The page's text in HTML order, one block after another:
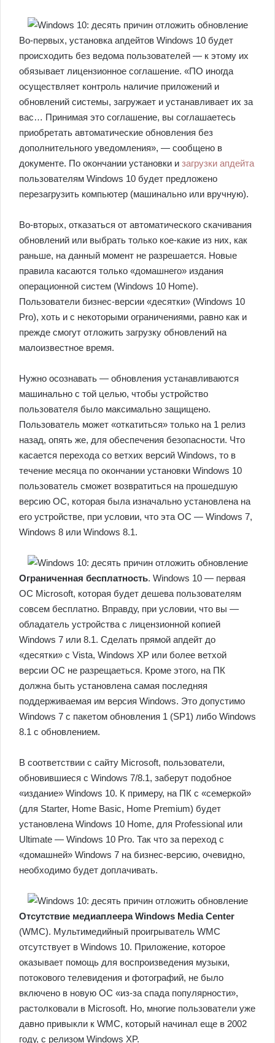
Во-первых, установка апдейтов Windows 10 будет
происходить без ведома пользователей — к этому их
обязывает лицензионное соглашение. «ПО иногда
осуществляет контроль наличие приложений и
обновлений системы, загружает и устанавливает их за
вас… Принимая это соглашение, вы соглашаетесь
приобретать автоматические обновления без
дополнительного уведомления», — сообщено в
документе. По окончании установки и загрузки апдейта
пользователям Windows 10 будет предложено
перезагрузить компьютер (машинально или вручную).
Во-вторых, отказаться от автоматического скачивания
обновлений или выбрать только кое-какие из них, как
раньше, на данный момент не разрешается. Новые
правила касаются только «домашнего» издания
операционной систем (Windows 10 Home).
Пользователи бизнес-версии «десятки» (Windows 10
Pro), хоть и с некоторыми ограничениями, равно как и
прежде смогут отложить загрузку обновлений на
малоизвестное время.
Нужно осознавать — обновления устанавливаются
машинально с той целью, чтобы устройство
пользователя было максимально защищено.
Пользователь может «откатиться» только на 1 релиз
назад, опять же, для обеспечения безопасности. Что
касается перехода со ветхих версий Windows, то в
течение месяца по окончании установки Windows 10
пользователь cможет возвратиться на прошедшую
версию ОС, которая была изначально установлена на
его устройстве, при условии, что эта ОС — Windows 7,
Windows 8 или Windows 8.1.
Ограниченная бесплатность. Windows 10 — первая
ОС Microsoft, которая будет дешева пользователям
совсем бесплатно. Вправду, при условии, что вы —
обладатель устройства с лицензионной копией
Windows 7 или 8.1. Сделать прямой апдейт до
«десятки» с Vista, Windows XP или более ветхой
версии ОС не разрещаеться. Кроме этого, на ПК
должна быть установлена самая последняя
поддерживаемая им версия Windows. Это допустимо
Windows 7 с пакетом обновления 1 (SP1) либо Windows
8.1 с обновлением.
В соответствии с сайту Microsoft, пользователи,
обновившиеся с Windows 7/8.1, заберут подобное
«издание» Windows 10. К примеру, на ПК с «семеркой»
(для Starter, Home Basic, Home Premium) будет
установлена Windows 10 Home, для Professional или
Ultimate — Windows 10 Pro. Так что за переход с
«домашней» Windows 7 на бизнес-версию, очевидно,
необходимо будет доплачивать.
Отсутствие медиаплеера Windows Media Center
(WMC). Мультимедийный проигрыватель WMC
отсутствует в Windows 10. Приложение, которое
оказывает помощь для воспроизведения музыки,
потокового телевидения и фотографий, не было
включено в новую ОС «из-за спада популярности»,
растолковали в Microsoft. Но, многие пользователи уже
давно привыкли к WMC, который начинал еще в 2002
году, с релизом Windows XP.